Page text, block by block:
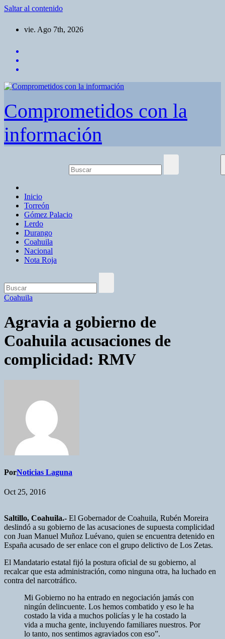
Saltar al contenido
vie. Ago 7th, 2026
Comprometidos con la
información
Inicio
Torreón
Gómez Palacio
Lerdo
Durango
Coahuila
Nacional
Nota Roja
Coahuila
Agravia a gobierno de
Coahuila acusaciones de
complicidad: RMV
PorNoticias Laguna
Oct 25, 2016
Saltillo, Coahuila.- El Gobernador de Coahuila, Rubén Moreira
deslindó a su gobierno de las acusaciones de supuesta complicidad
con Juan Manuel Muñoz Luévano, quien se encuentra detenido en
España acusado de ser enlace con el grupo delictivo de Los Zetas.
El Mandatario estatal fijó la postura oficial de su gobierno, al
recalcar que esta administración, como ninguna otra, ha luchado en
contra del narcotráfico.
Mi Gobierno no ha entrado en negociación jamás con
ningún delincuente. Los hemos combatido y eso le ha
costado la vida a muchos policías y le ha costado la
vida a mucha gente, incluyendo familiares nuestros. Por
lo tanto, nos sentimos agraviados con eso”.